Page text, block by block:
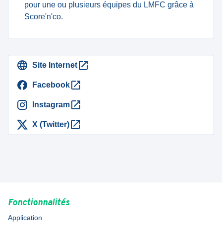
pour une ou plusieurs équipes du LMFC grâce à
Score'n'co.
Site Internet
Facebook
Instagram
X (Twitter)
Fonctionnalités
Application